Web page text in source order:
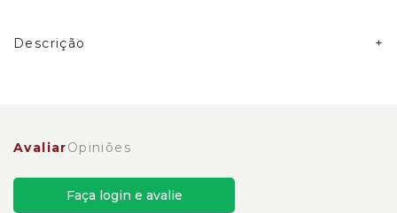
Descrição
AvaliarOpiniões
Faça login e avalie